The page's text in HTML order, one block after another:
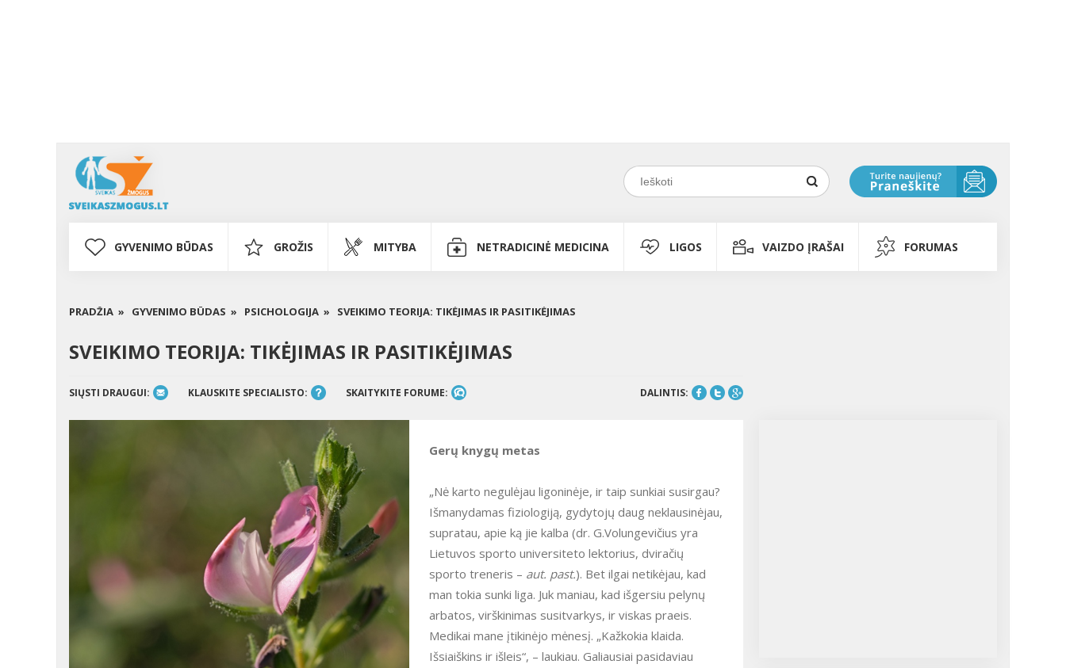
GYVENIMO BŪDAS GROŽIS MITYBA NETRADICINĖ MEDICINA LIGOS VAIZDO ĮRAŠAI FORUMAS
PRADŽIA » GYVENIMO BŪDAS » PSICHOLOGIJA » SVEIKIMO TEORIJA: TIKĖJIMAS IR PASITIKĖJIMAS
SVEIKIMO TEORIJA: TIKĖJIMAS IR PASITIKĖJIMAS
SIŲSTI DRAUGUI: KLAUSKITE SPECIALISTO: SKAITYKITE FORUME: DALINTIS:
Gerų knygų metas
„Nė karto negulėjau ligoninėje, ir taip sunkiai susirgau?
Išmanydamas fiziologiją, gydytojų daug neklausinėjau,
supratau, apie ką jie kalba (dr. G.Volungevičius yra
Lietuvos sporto universiteto lektorius, dviračių
sporto treneris – aut. past.). Bet ilgai netikėjau, kad
man tokia sunki liga. Juk maniau, kad išgersiu pelynų
arbatos, virškinimas susitvarkys, ir viskas praeis.
Medikai mane įtikinėjo mėnesį. „Kažkokia klaida.
Išsiaiškins ir išleis“, – laukiau. Galiausiai pasidaviau